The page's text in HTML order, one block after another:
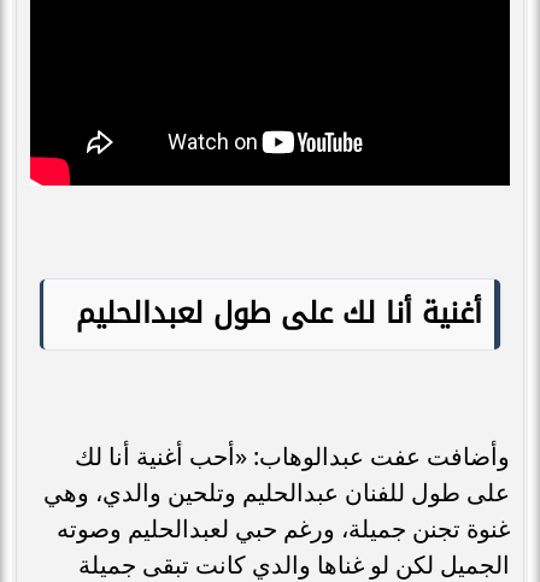
أغنية أنا لك على طول لعبدالحليم
وأضافت عفت عبدالوهاب: «أحب أغنية أنا لك
على طول للفنان عبدالحليم وتلحين والدي، وهي
غنوة تجنن جميلة، ورغم حبي لعبدالحليم وصوته
الجميل لكن لو غناها والدي كانت تبقى جميلة